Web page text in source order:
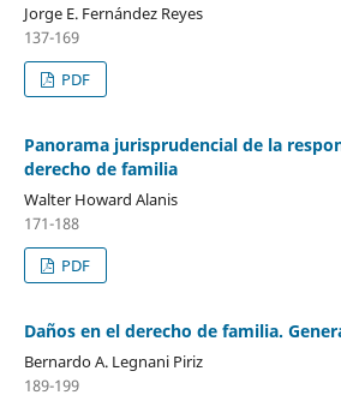
Jorge E. Fernández Reyes
137-169
PDF
Panorama jurisprudencial de la
derecho de familia
Walter Howard Alanis
171-188
PDF
Daños en el derecho de familia.
Bernardo A. Legnani Piriz
189-199